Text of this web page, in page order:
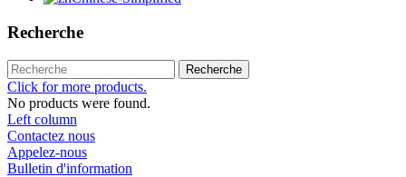
Recherche
Recherche
Click for more products.
No products were found.
Left column
Contactez nous
Appelez-nous
Bulletin d'information